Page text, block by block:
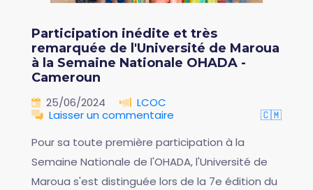
Participation inédite et très
remarquée de l'Université de Maroua
à la Semaine Nationale OHADA -
Cameroun
25/06/2024
LCOC
Laisser un commentaire
🇨🇲
Pour sa toute première participation à la
Semaine Nationale de l'OHADA, l'Université de
Maroua s'est distinguée lors de la 7e édition du